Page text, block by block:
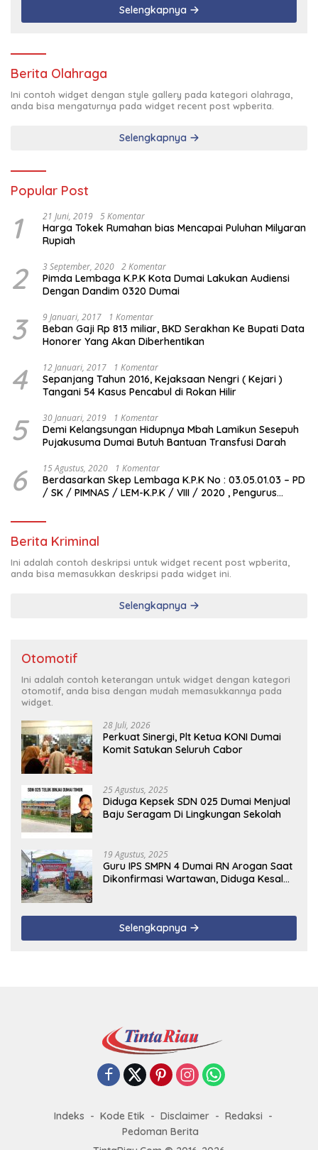
Selengkapnya
Berita Olahraga
Ini contoh widget dengan style gallery pada kategori olahraga,
anda bisa mengaturnya pada widget recent post wpberita.
Selengkapnya
Popular Post
1 21 Juni, 2019 5 Komentar
Harga Tokek Rumahan bias Mencapai Puluhan Milyaran
Rupiah
2 3 September, 2020 2 Komentar
Pimda Lembaga K.P.K Kota Dumai Lakukan Audiensi
Dengan Dandim 0320 Dumai
3 9 Januari, 2017 1 Komentar
Beban Gaji Rp 813 miliar, BKD Serakhan Ke Bupati Data
Honorer Yang Akan Diberhentikan
4 12 Januari, 2017 1 Komentar
Sepanjang Tahun 2016, Kejaksaan Nengri ( Kejari )
Tangani 54 Kasus Pencabul di Rokan Hilir
5 30 Januari, 2019 1 Komentar
Demi Kelangsungan Hidupnya Mbah Lamikun Sesepuh
Pujakusuma Dumai Butuh Bantuan Transfusi Darah
6 15 Agustus, 2020 1 Komentar
Berdasarkan Skep Lembaga K.P.K No : 03.05.01.03 – PD
/ SK / PIMNAS / LEM-K.P.K / VIII / 2020 , Pengurus
Berita Kriminal
Ini adalah contoh deskripsi untuk widget recent post wpberita,
anda bisa memasukkan deskripsi pada widget ini.
Selengkapnya
Otomotif
Ini adalah contoh keterangan untuk widget dengan kategori
otomotif, anda bisa dengan mudah memasukkannya pada
widget.
28 Juli, 2026
Perkuat Sinergi, Plt Ketua KONI Dumai
Komit Satukan Seluruh Cabor
25 Agustus, 2025
Diduga Kepsek SDN 025 Dumai Menjual
Baju Seragam Di Lingkungan Sekolah
19 Agustus, 2025
Guru IPS SMPN 4 Dumai RN Arogan Saat
Dikonfirmasi Wartawan, Diduga Kesal
Selengkapnya
Indeks Kode Etik Disclaimer
Redaksi
Pedoman Berita